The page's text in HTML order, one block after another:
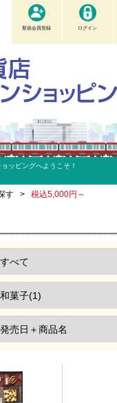
新規会員登録 ログイン
ッピングへようこそ！
す > 税込5,000円～